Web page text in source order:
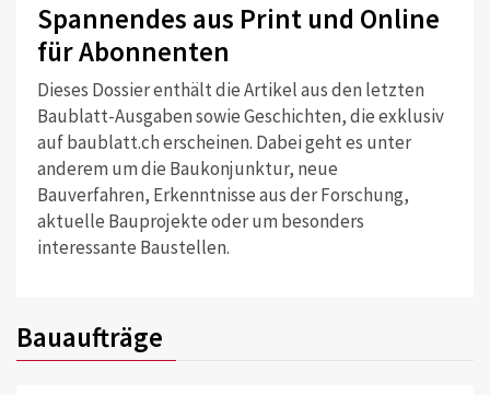
Spannendes aus Print und Online
für Abonnenten
Dieses Dossier enthält die Artikel aus den letzten
Baublatt-Ausgaben sowie Geschichten, die exklusiv
auf baublatt.ch erscheinen. Dabei geht es unter
anderem um die Baukonjunktur, neue
Bauverfahren, Erkenntnisse aus der Forschung,
aktuelle Bauprojekte oder um besonders
interessante Baustellen.
Bauaufträge